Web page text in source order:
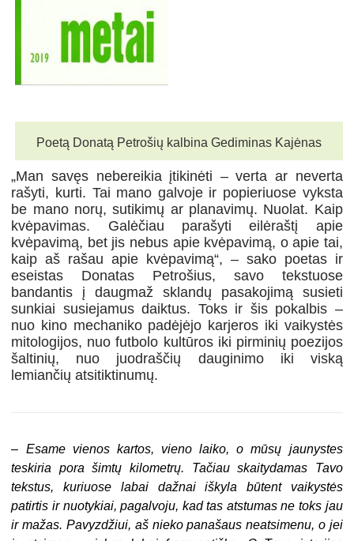
Poetą Donatą Petrošių kalbina Gediminas Kajėnas
„Man savęs nebereikia įtikinėti – verta ar neverta
rašyti, kurti. Tai mano galvoje ir popieriuose vyksta
be mano norų, sutikimų ar planavimų. Nuolat. Kaip
kvėpavimas. Galėčiau parašyti eilėraštį apie
kvėpavimą, bet jis nebus apie kvėpavimą, o apie tai,
kaip aš rašau apie kvėpavimą“, – sako poetas ir
eseistas Donatas Petrošius, savo tekstuose
bandantis į daugmaž sklandų pasakojimą susieti
sunkiai susiejamus daiktus. Toks ir šis pokalbis –
nuo kino mechaniko padėjėjo karjeros iki vaikystės
mitologijos, nuo futbolo kultūros iki pirminių poezijos
šaltinių, nuo juodraščių dauginimo iki viską
lemiančių atsitiktinumų.
– Esame vienos kartos, vieno laiko, o mūsų jaunystes
teskiria pora šimtų kilometrų. Tačiau skaitydamas Tavo
tekstus, kuriuose labai dažnai iškyla būtent vaikystės
patirtis ir nuotykiai, pagalvoju, kad tas atstumas ne toks jau
ir mažas. Pavyzdžiui, aš nieko panašaus neatsimenu, o jei